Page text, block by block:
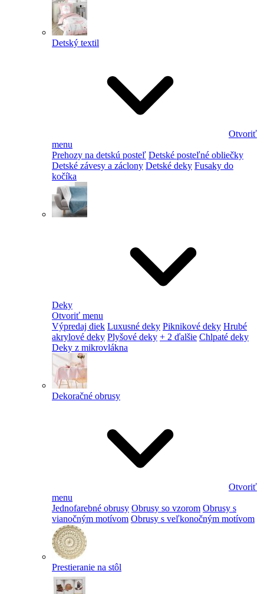
Detský textil
Otvoriť
menu
Prehozy na detskú posteľ Detské posteľné obliečky
Detské závesy a záclony Detské deky Fusaky do
kočíka
Deky
Otvoriť menu
Výpredaj diek Luxusné deky Piknikové deky Hrubé
akrylové deky Plyšové deky + 2 ďalšie Chlpaté deky
Deky z mikrovlákna
Dekoračné obrusy
Otvoriť
menu
Jednofarebné obrusy Obrusy so vzorom Obrusy s
vianočným motívom Obrusy s veľkonočným motívom
Prestieranie na stôl